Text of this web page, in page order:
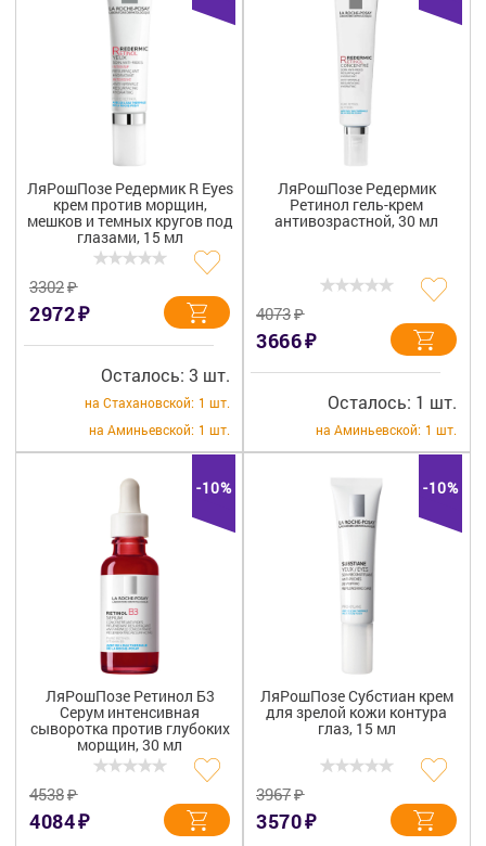
ЛяРошПозе Редермик R Eyes
крем против морщин,
мешков и темных кругов под
глазами, 15 мл
3302₽
2972₽
Осталось: 3 шт.
на Стахановской: 1 шт.
на Аминьевской: 1 шт.
ЛяРошПозе Редермик
Ретинол гель-крем
антивозрастной, 30 мл
4073₽
3666₽
Осталось: 1 шт.
на Аминьевской: 1 шт.
-10%
ЛяРошПозе Ретинол Б3
Серум интенсивная
сыворотка против глубоких
морщин, 30 мл
4538₽
4084₽
-10%
ЛяРошПозе Субстиан крем
для зрелой кожи контура
глаз, 15 мл
3967₽
3570₽